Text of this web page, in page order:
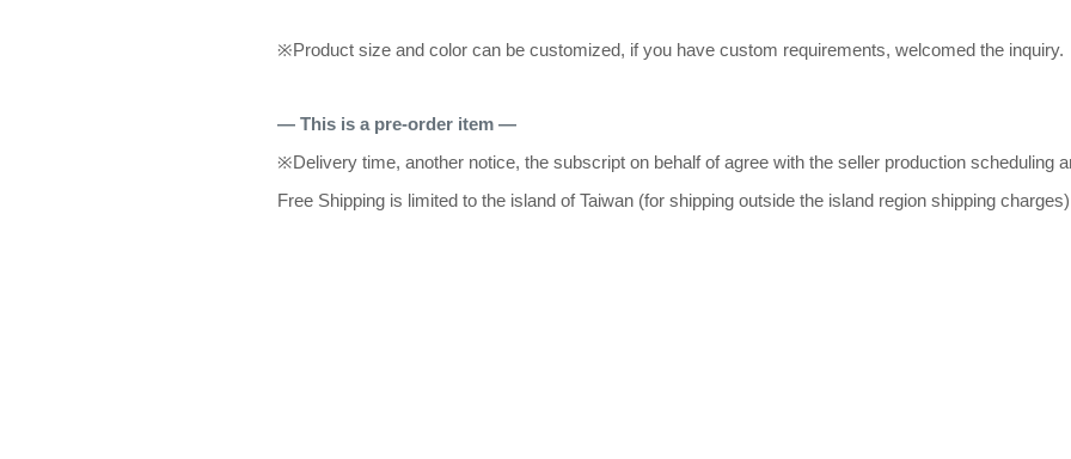
※Product size and color can be customized, if you have custom requirements, welcomed the inquiry.
— This is a pre-order item —
※Delivery time, another notice, the subscript on behalf of agree with the seller production scheduling
Free Shipping is limited to the island of Taiwan (for shipping outside the island region shipping charges)